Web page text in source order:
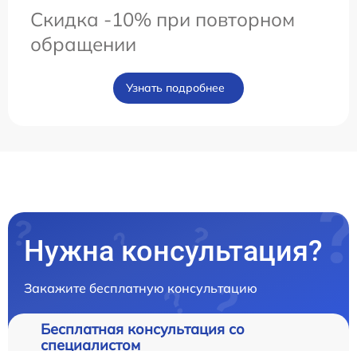
Скидка -10% при повторном
обращении
Узнать подробнее
Нужна консультация?
Закажите бесплатную консультацию
Бесплатная консультация со
специалистом